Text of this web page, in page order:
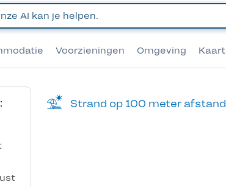
Voorzieningen Omgeving Kaart
Strand op 100 meter afstand